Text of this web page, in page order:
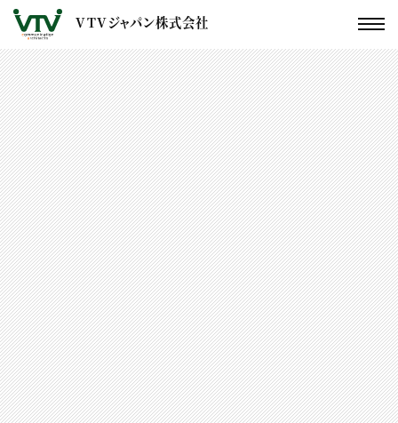
VTVジャパン株式会社